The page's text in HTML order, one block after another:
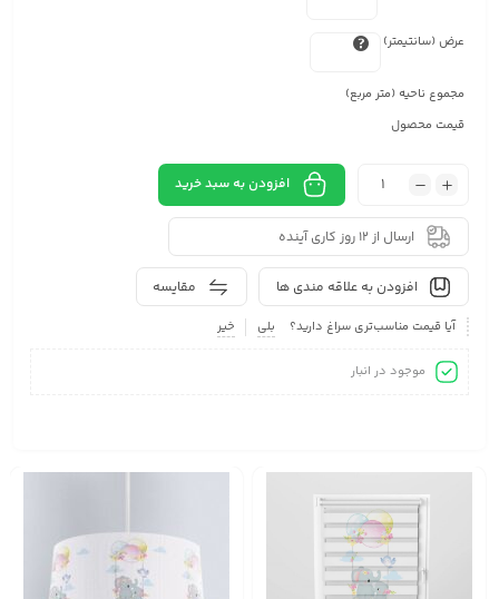
عرض (سانتیمتر)
مجموع ناحیه (متر مربع)
قیمت محصول
افزودن به سبد خرید
ارسال از 12 روز کاری آینده
مقایسه افزودن به علاقه مندی ها
آیا قیمت مناسب‌تری سراغ دارید؟ بلی خیر
موجود در انبار